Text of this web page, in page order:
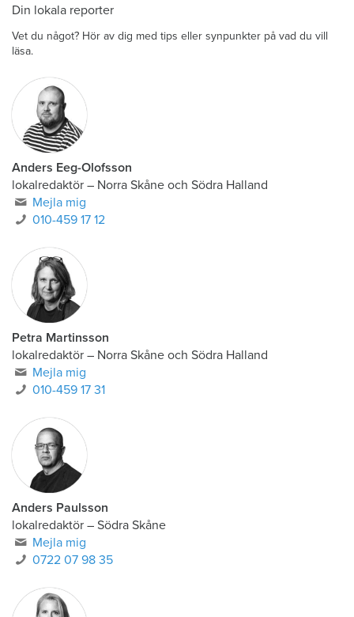
Din lokala reporter
Vet du något? Hör av dig med tips eller synpunkter på vad du vill
läsa.
Anders Eeg-Olofsson
lokalredaktör – Norra Skåne och Södra Halland
Mejla mig
010-459 17 12
Petra Martinsson
lokalredaktör – Norra Skåne och Södra Halland
Mejla mig
010-459 17 31
Anders Paulsson
lokalredaktör – Södra Skåne
Mejla mig
0722 07 98 35